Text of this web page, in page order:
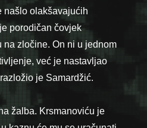
olakšavajućih
porodičan čovjek
na zločine. On ni u jednom
već je nastavljao
je Samardžić.
žalba. Krsmanoviću je